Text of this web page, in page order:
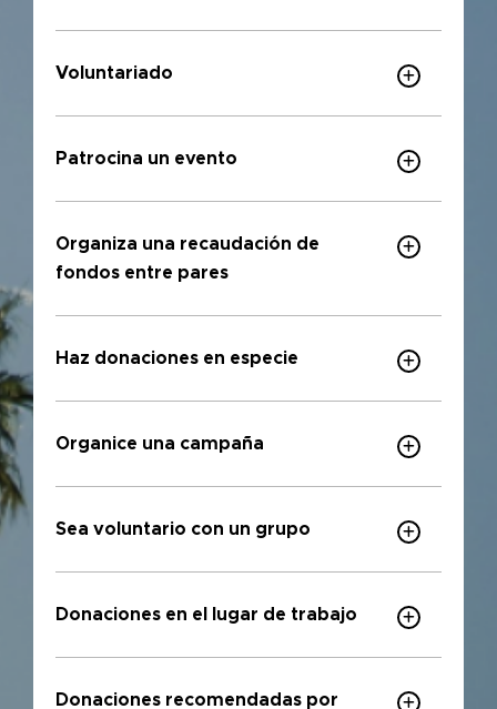
Voluntariado
Patrocina un evento
Organiza una recaudación de
fondos entre pares
Haz donaciones en especie
Organice una campaña
Sea voluntario con un grupo
Donaciones en el lugar de trabajo
Donaciones recomendadas por